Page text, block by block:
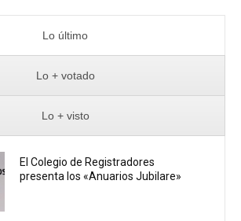
Lo último
Lo + votado
Lo + visto
El Colegio de Registradores
presenta los «Anuarios Jubilare»